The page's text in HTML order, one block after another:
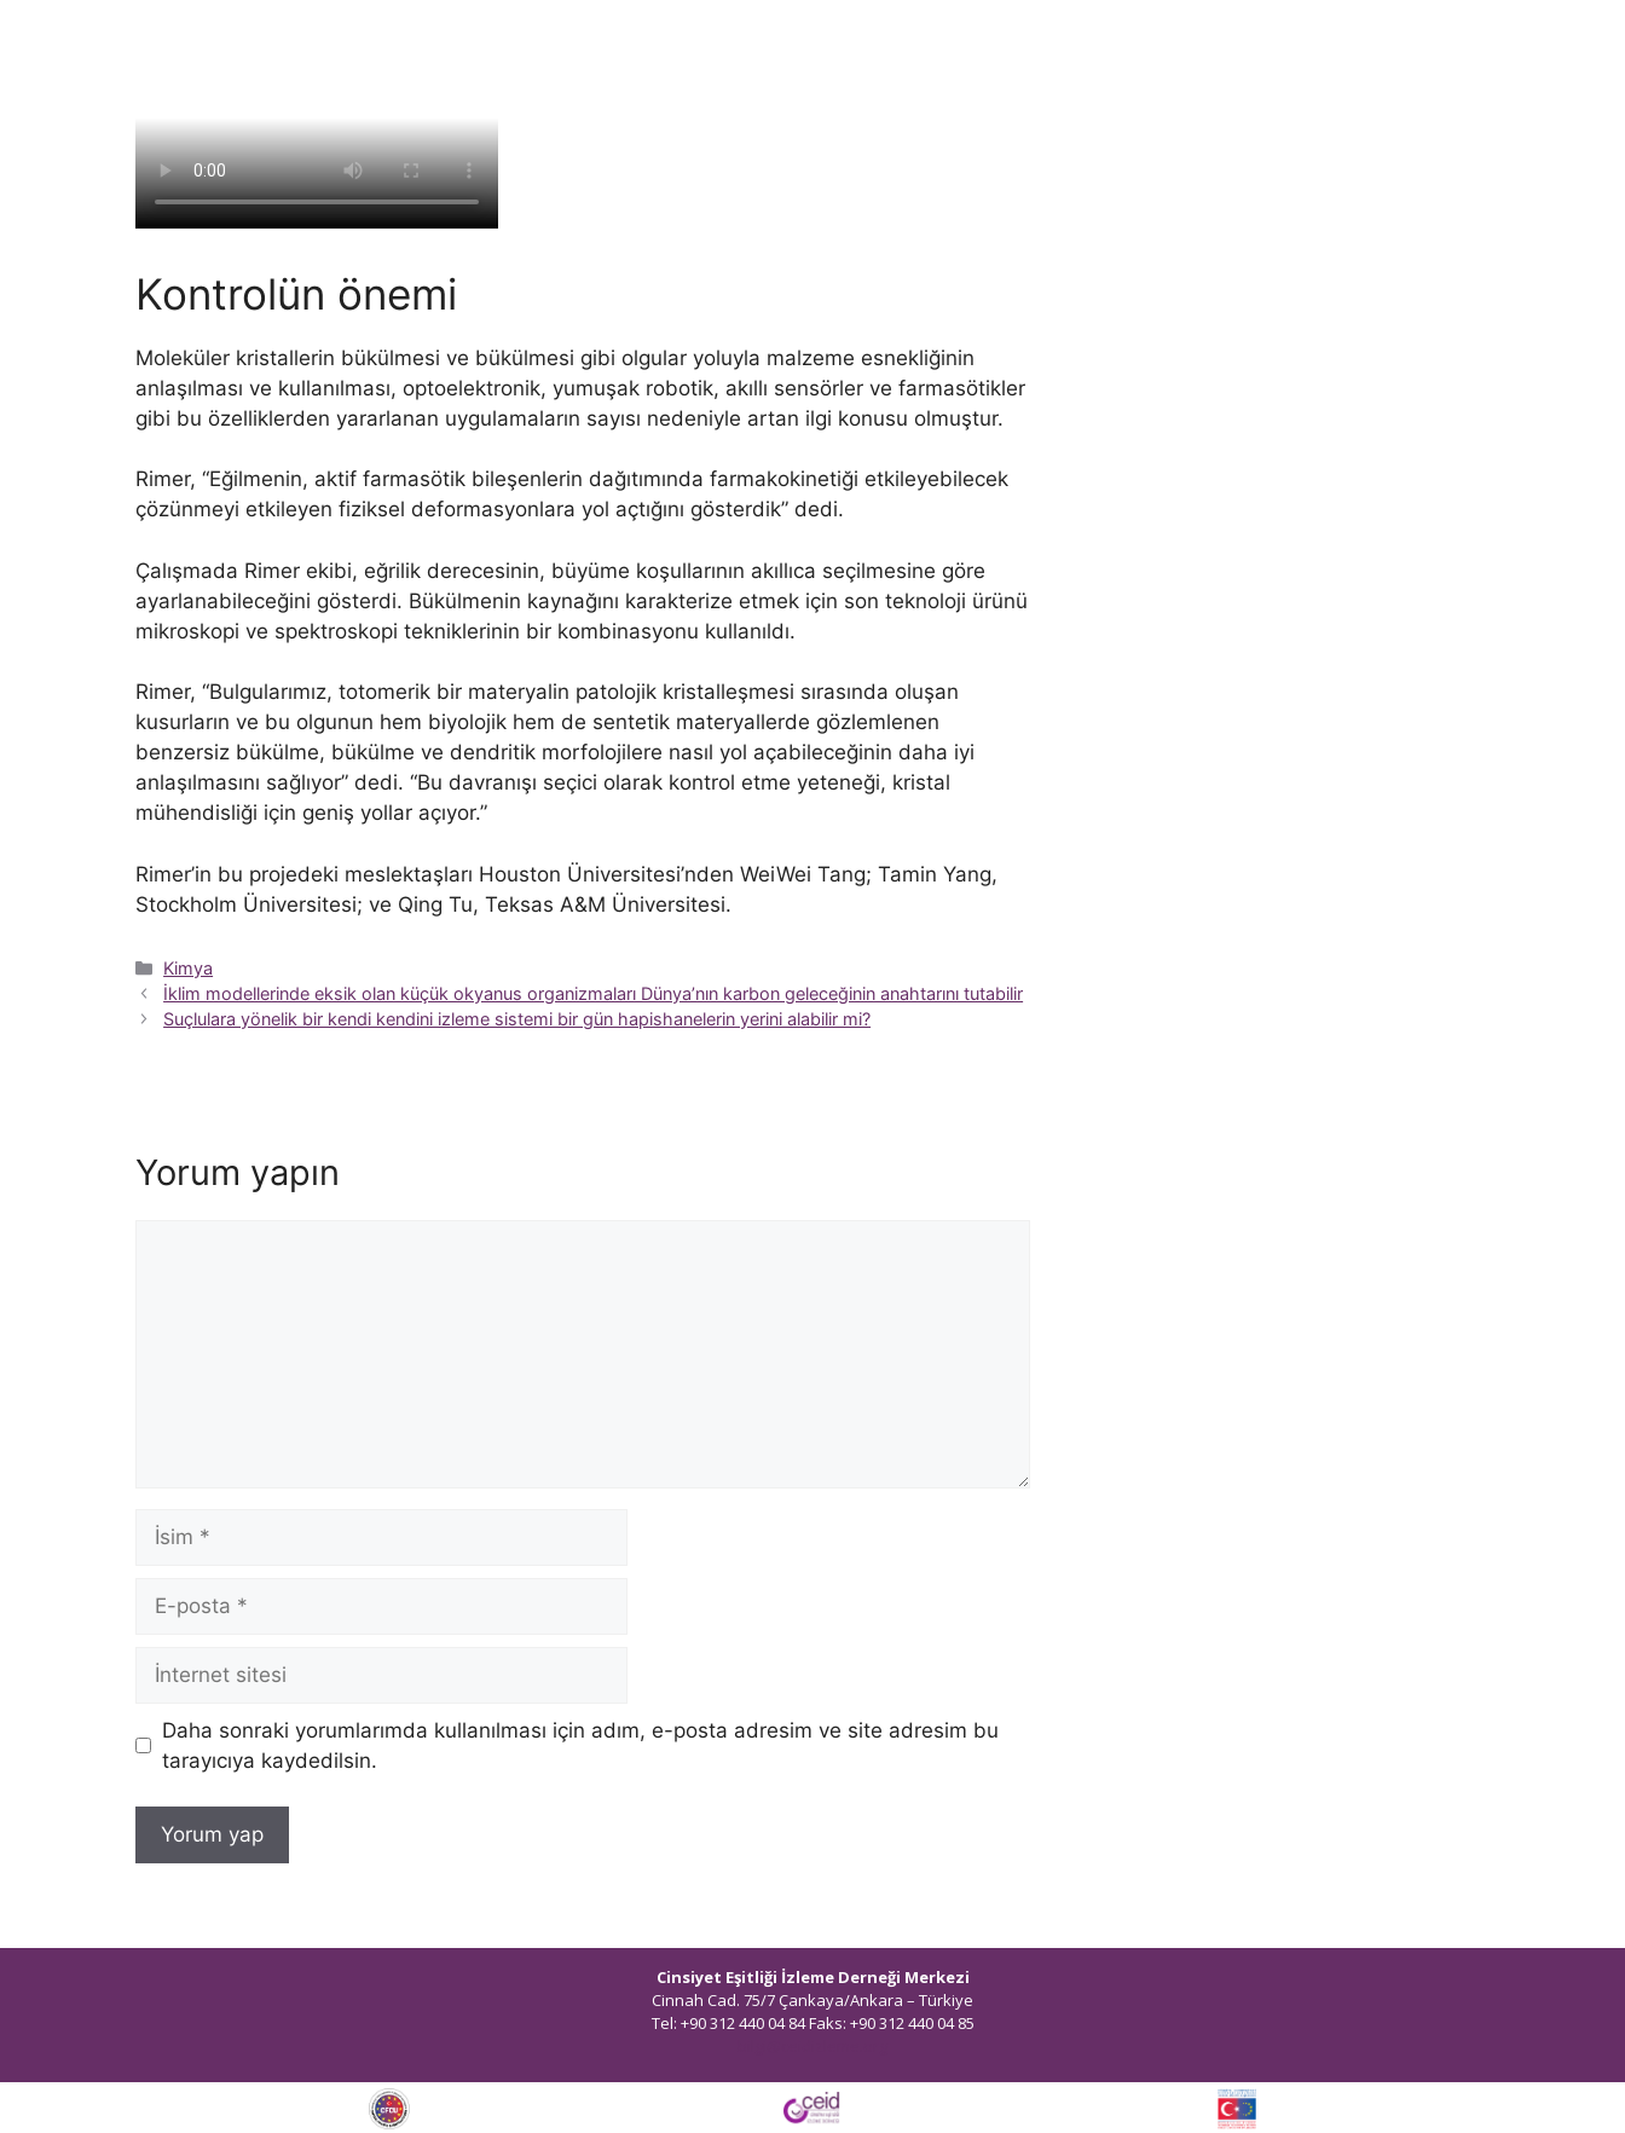
Kontrolün önemi
Moleküler kristallerin bükülmesi ve bükülmesi gibi olgular yoluyla malzeme esnekliğinin
anlaşılması ve kullanılması, optoelektronik, yumuşak robotik, akıllı sensörler ve farmasötikler
gibi bu özelliklerden yararlanan uygulamaların sayısı nedeniyle artan ilgi konusu olmuştur.
Rimer, “Eğilmenin, aktif farmasötik bileşenlerin dağıtımında farmakokinetiği etkileyebilecek
çözünmeyi etkileyen fiziksel deformasyonlara yol açtığını gösterdik” dedi.
Çalışmada Rimer ekibi, eğrilik derecesinin, büyüme koşullarının akıllıca seçilmesine göre
ayarlanabileceğini gösterdi. Bükülmenin kaynağını karakterize etmek için son teknoloji ürünü
mikroskopi ve spektroskopi tekniklerinin bir kombinasyonu kullanıldı.
Rimer, “Bulgularımız, totomerik bir materyalin patolojik kristalleşmesi sırasında oluşan
kusurların ve bu olgunun hem biyolojik hem de sentetik materyallerde gözlemlenen
benzersiz bükülme, bükülme ve dendritik morfolojilere nasıl yol açabileceğinin daha iyi
anlaşılmasını sağlıyor” dedi. “Bu davranışı seçici olarak kontrol etme yeteneği, kristal
mühendisliği için geniş yollar açıyor.”
Rimer’in bu projedeki meslektaşları Houston Üniversitesi’nden WeiWei Tang; Tamin Yang,
Stockholm Üniversitesi; ve Qing Tu, Teksas A&M Üniversitesi.
Kategoriler
Kimya
İklim modellerinde eksik olan küçük okyanus organizmaları Dünya’nın karbon geleceğinin anahtarını tutabilir
Suçlulara yönelik bir kendi kendini izleme sistemi bir gün hapishanelerin yerini alabilir mi?
Yorum yapın
İsim
posta
İnternet
sitesi
Daha sonraki yorumlarımda kullanılması için adım, e-posta adresim ve site adresim bu
tarayıcıya kaydedilsin.
Cinsiyet Eşitliği İzleme Derneği Merkezi
Cinnah Cad. 75/7 Çankaya/Ankara – Türkiye
Tel: +90 312 440 04 84 Faks: +90 312 440 04 85